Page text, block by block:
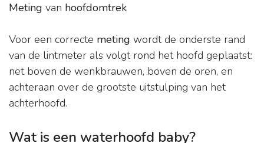
Meting van hoofdomtrek
Voor een correcte meting wordt de onderste rand
van de lintmeter als volgt rond het hoofd geplaatst:
net boven de wenkbrauwen, boven de oren, en
achteraan over de grootste uitstulping van het
achterhoofd.
Wat is een waterhoofd baby?